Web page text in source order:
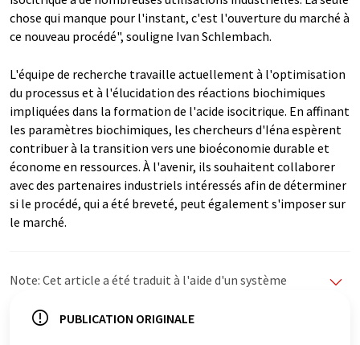
chose qui manque pour l'instant, c'est l'ouverture du marché à
ce nouveau procédé", souligne Ivan Schlembach.
L'équipe de recherche travaille actuellement à l'optimisation
du processus et à l'élucidation des réactions biochimiques
impliquées dans la formation de l'acide isocitrique. En affinant
les paramètres biochimiques, les chercheurs d'Iéna espèrent
contribuer à la transition vers une bioéconomie durable et
économe en ressources. À l'avenir, ils souhaitent collaborer
avec des partenaires industriels intéressés afin de déterminer
si le procédé, qui a été breveté, peut également s'imposer sur
le marché.
Note: Cet article a été traduit à l'aide d'un système
propose ces traductions automatiques pour présenter
PUBLICATION ORIGINALE